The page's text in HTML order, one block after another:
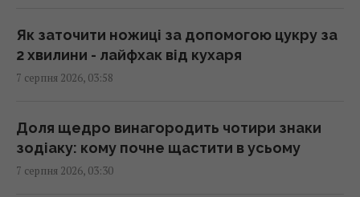
Кинджал Тутанхамона виявився викуваним
із позаземного металу, - археологи
США запровадили нові санкції проти Куби
за співпрацю з Китаєм та РФ, - Bloomberg
Як заточити ножиці за допомогою цукру за
2 хвилини - лайфхак від кухаря
7 серпня 2026, 03:58
Доля щедро винагородить чотири знаки
зодіаку: кому почне щастити в усьому
7 серпня 2026, 03:30